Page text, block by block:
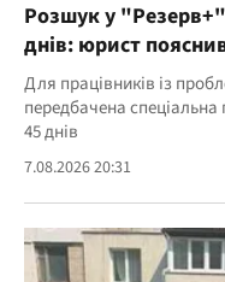
Розшук у
днів: юрист
Для працівників із
передбачена
45 днів
7.08.2026 20:31